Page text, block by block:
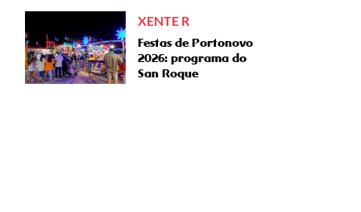
XENTE R
Festas de Portonovo
2026: programa do
San Roque